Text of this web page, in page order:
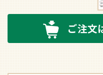
ご注文